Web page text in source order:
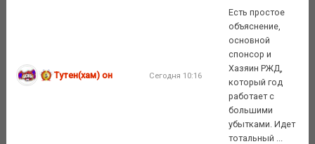
Тутен(хам) он Сегодня 10:16
Есть простое
объяснение,
основной
спонсор и
Хазяин РЖД,
который год
работает с
большими
убытками. Идет
тотальный ...